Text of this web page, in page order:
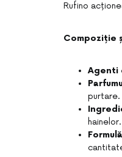
Rufino
Compoziție
Agenti
purtare.
hainelor.